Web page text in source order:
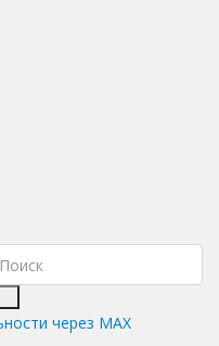
через MAX